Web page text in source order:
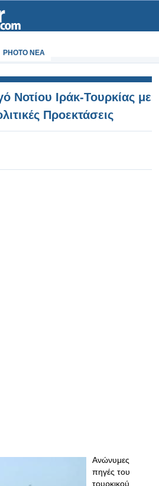
PHOTO NEA
Νοτίου Ιράκ-Τουρκίας με
Προεκτάσεις
Ανώνυμες
πηγές του
τουρκικού